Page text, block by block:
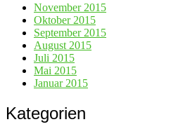
November 2015
Oktober 2015
September 2015
August 2015
Juli 2015
Mai 2015
Januar 2015
Kategorien